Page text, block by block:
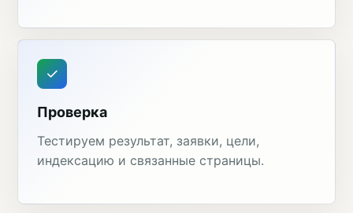
Проверка
Тестируем результат, заявки, цели,
индексацию и связанные страницы.